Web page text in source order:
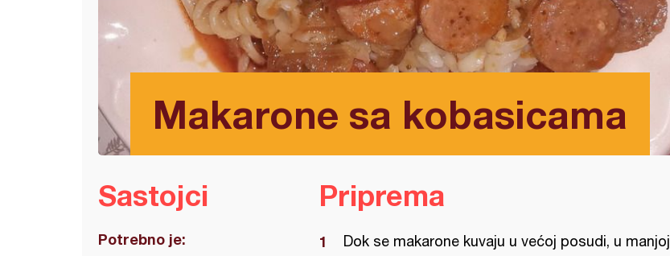
Makarone sa kobasicama
Sastojci
Potrebno je:
Priprema
Dok se makarone kuvaju u većoj posudi, u manjoj